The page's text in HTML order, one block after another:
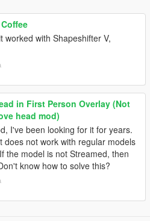
worked with Shapeshifter V,
in First Person Overlay (Not
head mod)
I've been looking for it for years.
does not work with regular models
the model is not Streamed, then
know how to solve this?